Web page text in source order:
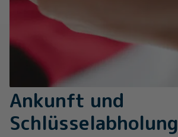
Ankunft und
Schlüsselabholung